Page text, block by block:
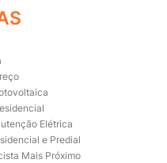
Elétrica
e Predial
Mais Próximo